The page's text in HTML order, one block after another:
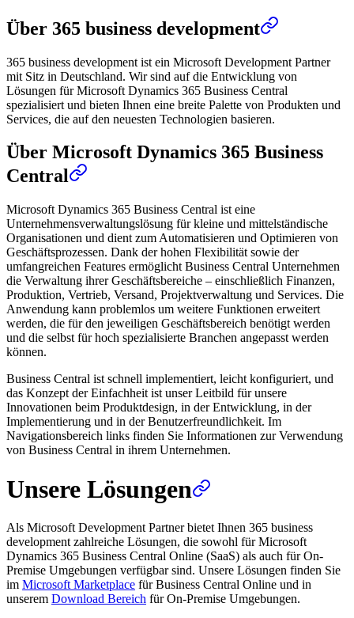
Über 365 business development
365 business development ist ein Microsoft Development Partner
mit Sitz in Deutschland. Wir sind auf die Entwicklung von
Lösungen für Microsoft Dynamics 365 Business Central
spezialisiert und bieten Ihnen eine breite Palette von Produkten und
Services, die auf den neuesten Technologien basieren.
Über Microsoft Dynamics 365 Business
Central
Microsoft Dynamics 365 Business Central ist eine
Unternehmensverwaltungslösung für kleine und mittelständische
Organisationen und dient zum Automatisieren und Optimieren von
Geschäftsprozessen. Dank der hohen Flexibilität sowie der
umfangreichen Features ermöglicht Business Central Unternehmen
die Verwaltung ihrer Geschäftsbereiche – einschließlich Finanzen,
Produktion, Vertrieb, Versand, Projektverwaltung und Services. Die
Anwendung kann problemlos um weitere Funktionen erweitert
werden, die für den jeweiligen Geschäftsbereich benötigt werden
und die selbst für hoch spezialisierte Branchen angepasst werden
können.
Business Central ist schnell implementiert, leicht konfiguriert, und
das Konzept der Einfachheit ist unser Leitbild für unsere
Innovationen beim Produktdesign, in der Entwicklung, in der
Implementierung und in der Benutzerfreundlichkeit. Im
Navigationsbereich links finden Sie Informationen zur Verwendung
von Business Central in ihrem Unternehmen.
Unsere Lösungen
Als Microsoft Development Partner bietet Ihnen 365 business
development zahlreiche Lösungen, die sowohl für Microsoft
Dynamics 365 Business Central Online (SaaS) als auch für On-
Premise Umgebungen verfügbar sind. Unsere Lösungen finden Sie
im Microsoft Marketplace für Business Central Online und in
unserem Download Bereich für On-Premise Umgebungen.